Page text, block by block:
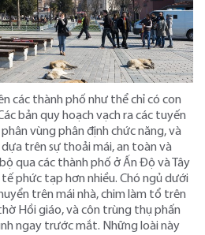
các thành phố như thể chỉ có con
bản quy hoạch vạch ra các tuyến
vùng phân định chức năng, và
trên sự thoải mái, an toàn và
qua các thành phố ở Ấn Độ và Tây
phức tạp hơn nhiều. Chó ngủ dưới
trên mái nhà, chim làm tổ trên
Hồi giáo, và côn trùng thụ phấn
ngay trước mắt. Những loài này